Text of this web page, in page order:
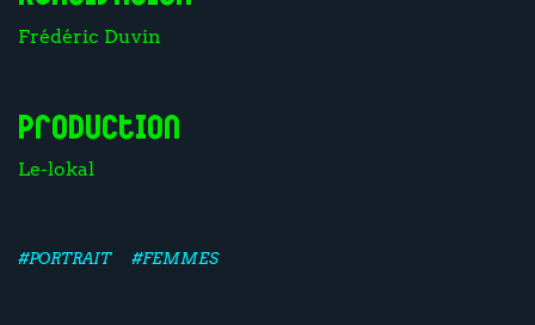
Frédéric Duvin
Production
Le-lokal
#PORTRAIT #FEMMES